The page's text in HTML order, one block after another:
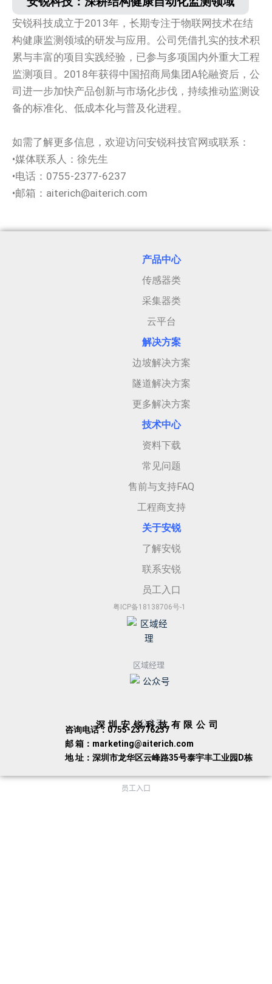
安锐科技成立于2013年，长期专注于物联网技术在结
构健康监测领域的研发与应用。公司凭借扎实的技术积
累与丰富的项目实践经验，已参与多项国内外重大工程
监测项目。2018年获得中国招商局集团A轮融资后，公
司进一步加快产品创新与市场化步伐，持续推动监测设
备的标准化、低成本化与普及化进程。
如需了解更多信息，欢迎访问安锐科技官网或联系：
•媒体联系人：徐先生
•电话：0755-2377-6237
•邮箱：aiterich@aiterich.com
产品中心
传感器类
采集器类
云平台
解决方案
边坡解决方案
隧道解决方案
更多解决方案
技术中心
资料下载
常见问题
售前与支持FAQ
工程商支持
关于安锐
了解安锐
联系安锐
员工入口
粤ICP备18138706号-1
区域经理
公众号
深圳安锐科技有限公司
咨询电话：0755-23776237
邮 箱：marketing@aiterich.com
地 址：深圳市龙华区云峰路35号泰宇丰工业园D栋
员工入口